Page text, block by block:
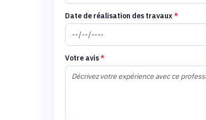
Date de réalisation des travaux *
Votre avis*